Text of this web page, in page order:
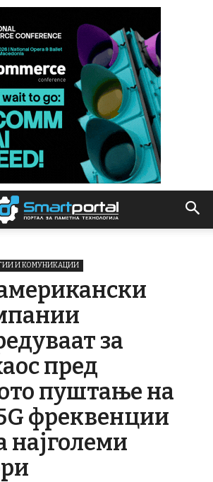
И КОМУНИКАЦИИ
за
пред
пуштање на
фреквенции
најголеми